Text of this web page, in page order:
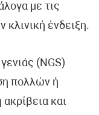
με τις
κλινική ένδειξη.
(NGS)
πολλών ή
και